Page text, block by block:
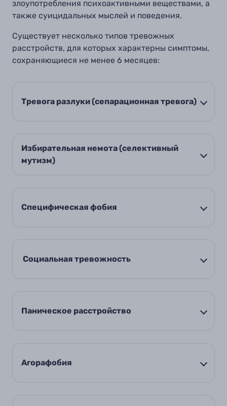
злоупотребления психоактивными веществами, а
также суицидальных мыслей и поведения.
Существует несколько типов тревожных
расстройств, для которых характерны симптомы,
сохраняющиеся не менее 6 месяцев:
Тревога разлуки (сепарационная тревога)
Избирательная немота (селективный
мутизм)
Специфическая фобия
Социальная тревожность
Паническое расстройство
Агорафобия